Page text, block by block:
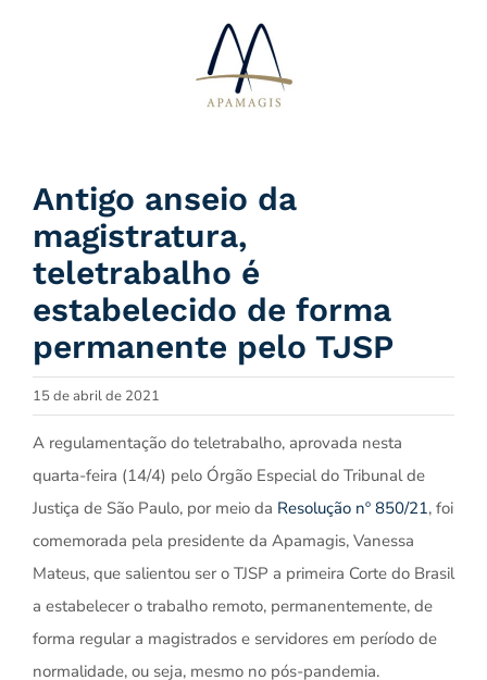
Antigo anseio da
magistratura,
teletrabalho é
estabelecido de forma
permanente pelo TJSP
15 de abril de 2021
A regulamentação do teletrabalho, aprovada nesta
quarta-feira (14/4) pelo Órgão Especial do Tribunal de
Justiça de São Paulo, por meio da Resolução nº 850/21, foi
comemorada pela presidente da Apamagis, Vanessa
Mateus, que salientou ser o TJSP a primeira Corte do Brasil
a estabelecer o trabalho remoto, permanentemente, de
forma regular a magistrados e servidores em período de
normalidade, ou seja, mesmo no pós-pandemia.